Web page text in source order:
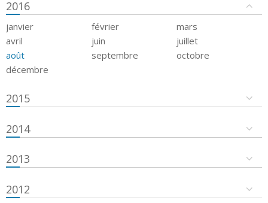
2016
janvier février
mars
avril
juin
juillet
août
septembre
octobre
décembre
2015
2014
2013
2012